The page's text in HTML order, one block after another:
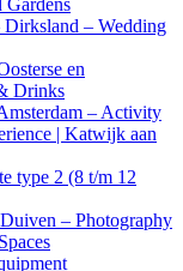
Gardens
Dirksland – Wedding
en
Drinks
– Activity
| Katwijk aan
type 2 (8 t/m 12
– Photography